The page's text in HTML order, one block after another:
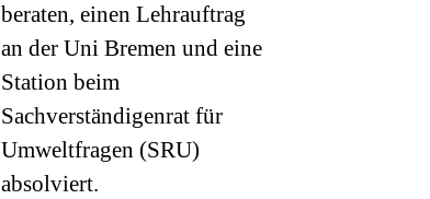
beraten, einen Lehrauftrag
an der Uni Bremen und eine
Station beim
Sachverständigenrat für
Umweltfragen (SRU)
absolviert.